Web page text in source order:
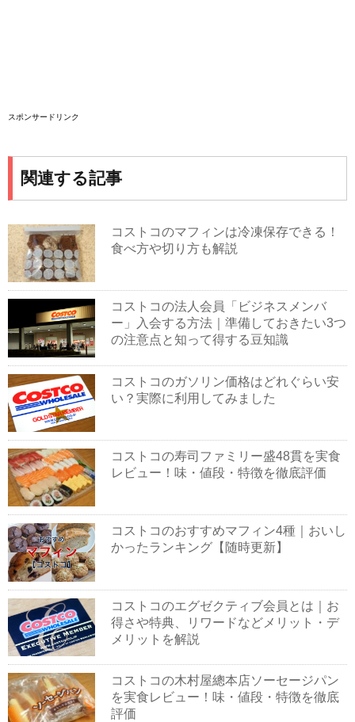
スポンサードリンク
関連する記事
コストコのマフィンは冷凍保存できる！
食べ方や切り方も解説
コストコの法人会員「ビジネスメンバ
ー」入会する方法｜準備しておきたい3つ
の注意点と知って得する豆知識
コストコのガソリン価格はどれぐらい安
い？実際に利用してみました
コストコの寿司ファミリー盛48貫を実食
レビュー！味・値段・特徴を徹底評価
コストコのおすすめマフィン4種｜おいし
かったランキング【随時更新】
コストコのエグゼクティブ会員とは｜お
得さや特典、リワードなどメリット・デ
メリットを解説
コストコの木村屋總本店ソーセージパン
を実食レビュー！味・値段・特徴を徹底
評価